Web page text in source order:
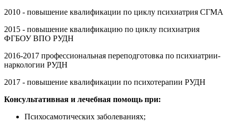
2010 - повышение квалификации по циклу психиатрия СГМА
2015 - повышение квалификацию по циклу психиатрия
ФГБОУ ВПО РУДН
2016-2017 профессиональная переподготовка по психиатрии-
наркологии РУДН
2017 - повышение квалификации по психотерапии РУДН
Консультативная и лечебная помощь при:
Психосамотических заболеваниях;